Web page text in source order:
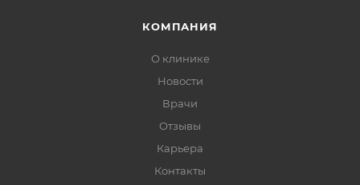
КОМПАНИЯ
О клинике
Новости
Врачи
Отзывы
Карьера
Контакты